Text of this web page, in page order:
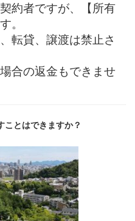
約者ですが、【所有
。
転貸、譲渡は禁止さ
合の返金もできませ
ことはできますか？